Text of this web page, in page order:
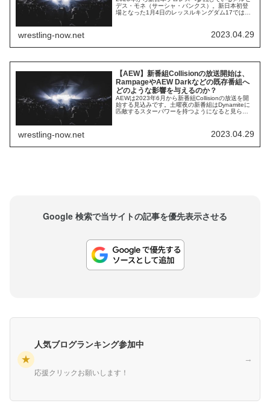
デス・モネ（サーシャ・バンクス）。新日本初登
場となった1月4日のレッスルキングダム17では、
第一歩を歩もうとしていたモネにとって、2人のサ
ポートは本当に大きなものだったでしょう。彼女
wrestling-now.net 2023.04.29
【AEW】新番組Collisionの放送開始は、
RampageやAEW Darkなどの既存番組へ
どのような影響を与えるのか？
AEWは2023年6月から新番組Collisionの放送を開
始する見込みです。土曜夜の新番組はDynamiteに
匹敵するスターパワーを持つようになると見られ
報道もあるほか、クリス・ジェリコがパンク復帰
wrestling-now.net 2023.04.29
Google 検索で当サイトの記事を優先表示させる
★
人気ブログランキング参加中
応援クリックお願いします！
→